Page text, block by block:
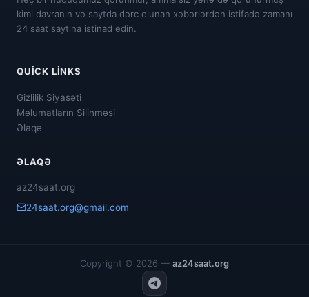
kimi davranın və saytda dərc olunan xəbərlərdən istifadə zamanı
24 saat saytına istinad edin.
QUICK LINKS
Gizlilik Siyasəti
Məlumatların Silinməsi
Əlaqə
ƏLAQƏ
az24saat.org
24saat.org@gmail.com
Copyright © 2026 — az24saat.org